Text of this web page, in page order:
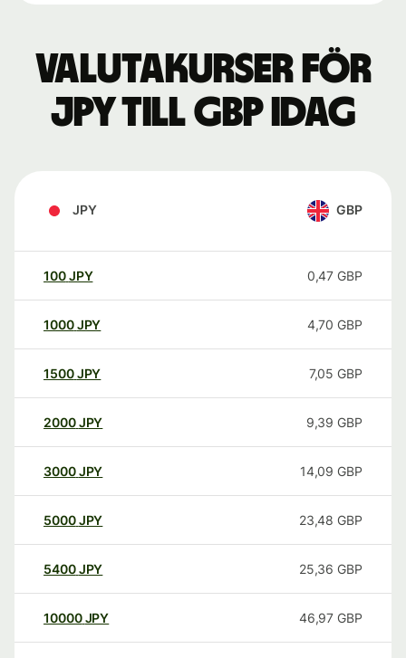
Valutakurser för
JPY till GBP idag
JPY GBP
100JPY 0,47 GBP
1000JPY 4,70 GBP
1500JPY 7,05 GBP
2000JPY 9,39 GBP
3000JPY 14,09 GBP
5000JPY 23,48 GBP
5400JPY 25,36 GBP
10000 JPY 46,97 GBP